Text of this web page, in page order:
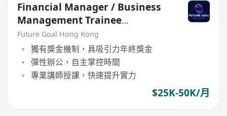
Financial Manager / Business
Management Trainee
Programme
Future Goal Hong Kong
獨有獎金機制，具吸引力年終獎金
彈性辦公，自主掌控時間
專業講師授課，快速提升實力
$25K-50K/月